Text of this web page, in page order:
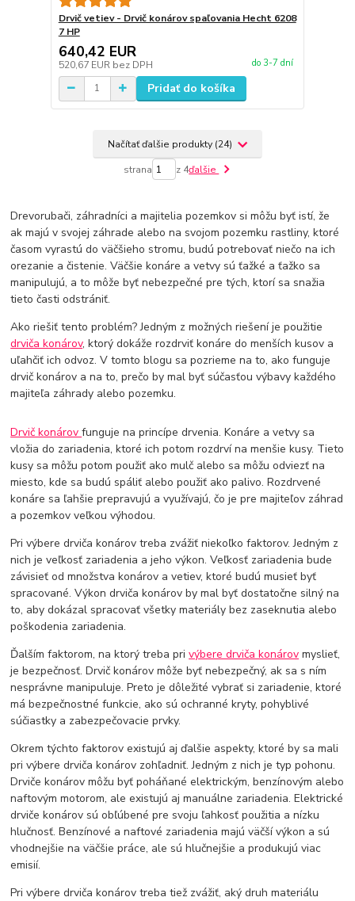
Drvič vetiev - Drvič konárov spaľovania Hecht 6208
7 HP
640,42 EUR
520,67 EUR bez DPH do 3-7 dní
Pridať do košíka
Načítať ďalšie produkty (24)
strana z 4ďalšie
Drevorubači, záhradníci a majitelia pozemkov si môžu byť istí, že
ak majú v svojej záhrade alebo na svojom pozemku rastliny, ktoré
časom vyrastú do väčšieho stromu, budú potrebovať niečo na ich
orezanie a čistenie. Väčšie konáre a vetvy sú ťažké a ťažko sa
manipulujú, a to môže byť nebezpečné pre tých, ktorí sa snažia
tieto časti odstrániť.
Ako riešiť tento problém? Jedným z možných riešení je použitie
drviča konárov, ktorý dokáže rozdrviť konáre do menších kusov a
uľahčiť ich odvoz. V tomto blogu sa pozrieme na to, ako funguje
drvič konárov a na to, prečo by mal byť súčasťou výbavy každého
majiteľa záhrady alebo pozemku.
Drvič konárovfunguje na princípe drvenia. Konáre a vetvy sa
vložia do zariadenia, ktoré ich potom rozdrví na menšie kusy. Tieto
kusy sa môžu potom použiť ako mulč alebo sa môžu odviezť na
miesto, kde sa budú spáliť alebo použiť ako palivo. Rozdrvené
konáre sa ľahšie prepravujú a využívajú, čo je pre majiteľov záhrad
a pozemkov veľkou výhodou.
Pri výbere drviča konárov treba zvážiť niekoľko faktorov. Jedným z
nich je veľkosť zariadenia a jeho výkon. Veľkosť zariadenia bude
závisieť od množstva konárov a vetiev, ktoré budú musieť byť
spracované. Výkon drviča konárov by mal byť dostatočne silný na
to, aby dokázal spracovať všetky materiály bez zaseknutia alebo
poškodenia zariadenia.
Ďalším faktorom, na ktorý treba privýbere drviča konárov myslieť,
je bezpečnosť. Drvič konárov môže byť nebezpečný, ak sa s ním
nesprávne manipuluje. Preto je dôležité vybrať si zariadenie, ktoré
má bezpečnostné funkcie, ako sú ochranné kryty, pohyblivé
súčiastky a zabezpečovacie prvky.
Okrem týchto faktorov existujú aj ďalšie aspekty, ktoré by sa mali
pri výbere drviča konárov zohľadniť. Jedným z nich je typ pohonu.
Drviče konárov môžu byť poháňané elektrickým, benzínovým alebo
naftovým motorom, ale existujú aj manuálne zariadenia. Elektrické
drviče konárov sú obľúbené pre svoju ľahkosť použitia a nízku
hlučnosť. Benzínové a naftové zariadenia majú väčší výkon a sú
vhodnejšie na väčšie práce, ale sú hlučnejšie a produkujú viac
emisií.
Pri výbere drviča konárov treba tiež zvážiť, aký druh materiálu